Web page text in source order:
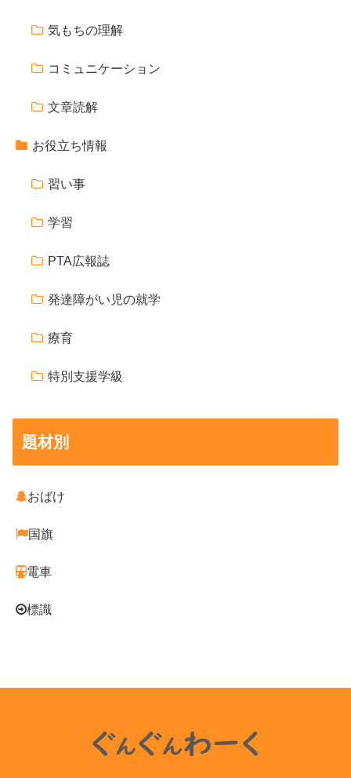
気もちの理解
コミュニケーション
文章読解
お役立ち情報
習い事
学習
PTA広報誌
発達障がい児の就学
療育
特別支援学級
題材別
おばけ
国旗
電車
標識